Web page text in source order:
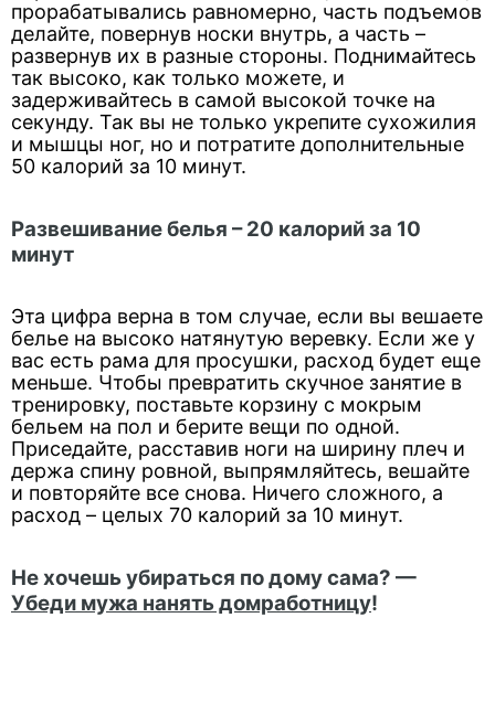
прорабатывались равномерно, часть подъемов
делайте, повернув носки внутрь, а часть –
развернув их в разные стороны. Поднимайтесь
так высоко, как только можете, и
задерживайтесь в самой высокой точке на
секунду. Так вы не только укрепите сухожилия
и мышцы ног, но и потратите дополнительные
50 калорий за 10 минут.
Развешивание белья – 20 калорий за 10
минут
Эта цифра верна в том случае, если вы вешаете
белье на высоко натянутую веревку. Если же у
вас есть рама для просушки, расход будет еще
меньше. Чтобы превратить скучное занятие в
тренировку, поставьте корзину с мокрым
бельем на пол и берите вещи по одной.
Приседайте, расставив ноги на ширину плеч и
держа спину ровной, выпрямляйтесь, вешайте
и повторяйте все снова. Ничего сложного, а
расход – целых 70 калорий за 10 минут.
Не хочешь убираться по дому сама? —
Убеди мужа нанять домработницу!